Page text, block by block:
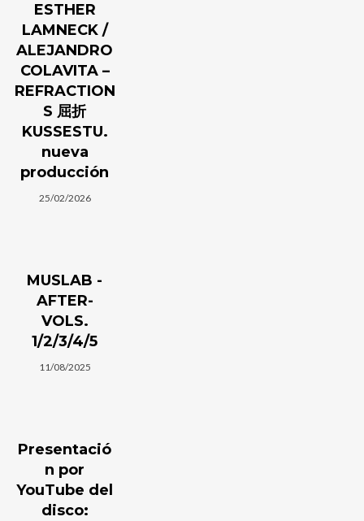
I need to register
ESTHER
LAMNECK /
ALEJANDRO
COLAVITA –
REFRACTION
S 屈折
KUSSESTU.
nueva
producción
25/02/2026
MUSLAB -
AFTER-
VOLS.
1/2/3/4/5
11/08/2025
Presentació
n por
YouTube del
disco: